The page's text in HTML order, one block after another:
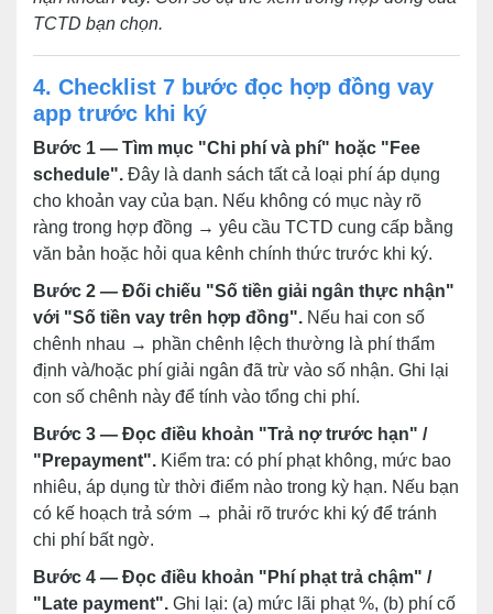
TCTD bạn chọn.
4. Checklist 7 bước đọc hợp đồng vay
app trước khi ký
Bước 1 — Tìm mục "Chi phí và phí" hoặc "Fee
schedule". Đây là danh sách tất cả loại phí áp dụng
cho khoản vay của bạn. Nếu không có mục này rõ
ràng trong hợp đồng → yêu cầu TCTD cung cấp bằng
văn bản hoặc hỏi qua kênh chính thức trước khi ký.
Bước 2 — Đối chiếu "Số tiền giải ngân thực nhận"
với "Số tiền vay trên hợp đồng". Nếu hai con số
chênh nhau → phần chênh lệch thường là phí thẩm
định và/hoặc phí giải ngân đã trừ vào số nhận. Ghi lại
con số chênh này để tính vào tổng chi phí.
Bước 3 — Đọc điều khoản "Trả nợ trước hạn" /
"Prepayment". Kiểm tra: có phí phạt không, mức bao
nhiêu, áp dụng từ thời điểm nào trong kỳ hạn. Nếu bạn
có kế hoạch trả sớm → phải rõ trước khi ký để tránh
chi phí bất ngờ.
Bước 4 — Đọc điều khoản "Phí phạt trả chậm" /
"Late payment". Ghi lại: (a) mức lãi phạt %, (b) phí cố